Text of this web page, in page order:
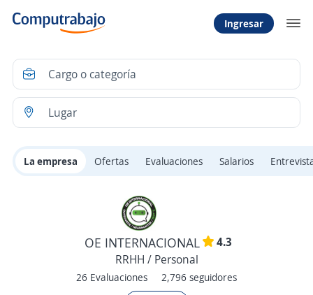
Ingresar
La empresa Ofertas Evaluaciones Salarios
OE INTERNACIONAL
4.3
RRHH / Personal
26 Evaluaciones 2,796 seguidores